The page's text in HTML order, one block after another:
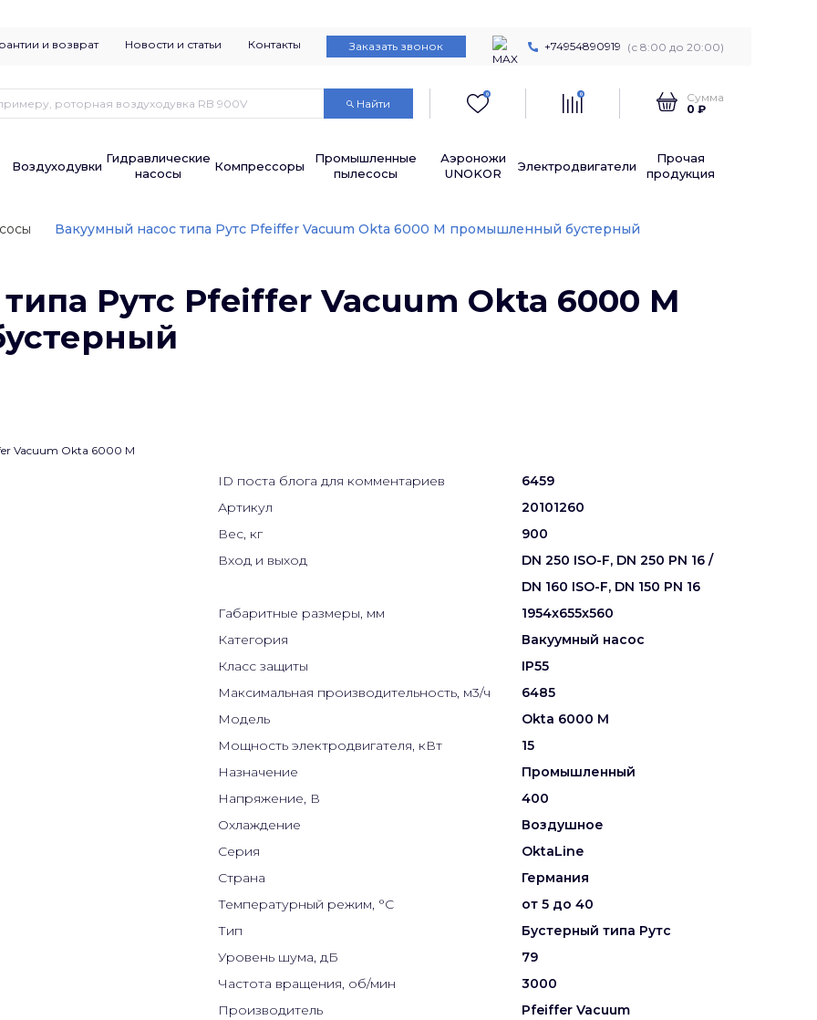
и возврат Новости и статьи Контакты Заказать звонок +74954890919 (с 8:00 до 20:00)
Найти
0 0
Сумма
0 ₽
Воздуходувки
Гидравлические
насосы
Компрессоры
Промышленные
пылесосы
Аэроножи
UNOKOR
Электродвигатели
Прочая
продукция
Вакуумный насос типа Рутс Pfeiffer Vacuum Okta 6000 M промышленный бустерный
Рутс Pfeiffer Vacuum Okta 6000 M
ID поста блога для комментариев
6459
Артикул
20101260
Вес, кг
900
Вход и выход
DN 250 ISO-F, DN 250 PN 16 /
DN 160 ISO-F, DN 150 PN 16
Габаритные размеры, мм
1954x655x560
Категория
Вакуумный насос
Класс защиты
IP55
Максимальная производительность, м3/ч
6485
Модель
Okta 6000 M
Мощность электродвигателя, кВт
15
Назначение
Промышленный
Напряжение, В
400
Охлаждение
Воздушное
Серия
OktaLine
Страна
Германия
Температурный режим, °С
от 5 до 40
Тип
Бустерный типа Рутс
Уровень шума, дБ
79
Частота вращения, об/мин
3000
Производитель
Pfeiffer Vacuum